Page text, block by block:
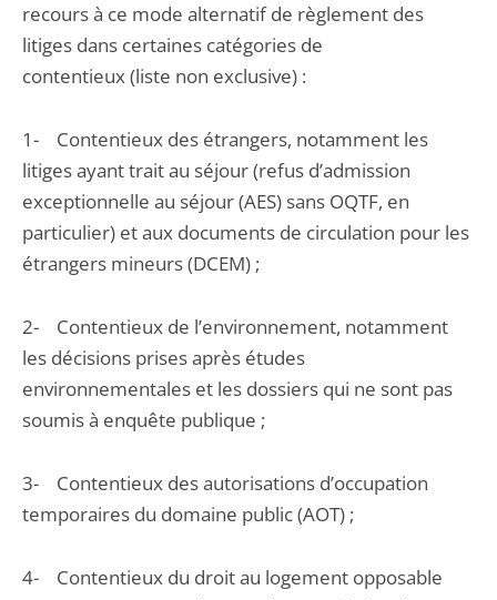
recours à ce mode alternatif de règlement des
litiges dans certaines catégories de
contentieux (liste non exclusive) :
1- Contentieux des étrangers, notamment les
litiges ayant trait au séjour (refus d’admission
exceptionnelle au séjour (AES) sans OQTF, en
particulier) et aux documents de circulation pour les
étrangers mineurs (DCEM) ;
2- Contentieux de l’environnement, notamment
les décisions prises après études
environnementales et les dossiers qui ne sont pas
soumis à enquête publique ;
3- Contentieux des autorisations d’occupation
temporaires du domaine public (AOT) ;
4- Contentieux du droit au logement opposable